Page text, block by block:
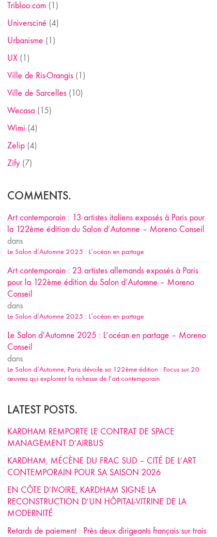
Tribloo.com (1)
Universciné (4)
Urbanisme (1)
UX (1)
Ville de Ris-Orangis (1)
Ville de Sarcelles (10)
Wecasa (15)
Wimi (4)
Zelip (4)
Zify (7)
COMMENTS.
Art contemporain : 13 artistes italiens exposés à Paris pour
la 122ème édition du Salon d’Automne – Moreno Conseil
dans
Le Salon d’Automne 2025 : L’océan en partage
Art contemporain : 23 artistes allemands exposés à Paris
pour la 122ème édition du Salon d’Automne – Moreno
Conseil
dans
Le Salon d’Automne 2025 : L’océan en partage
Le Salon d’Automne 2025 : L’océan en partage – Moreno
Conseil
dans
Le Salon d’Automne, Paris dévoile sa 122ème édition : Focus sur 20
œuvres qui explorent la richesse de l’art contemporain
LATEST POSTS.
KARDHAM REMPORTE LE CONTRAT DE SPACE
MANAGEMENT D’AIRBUS
KARDHAM, MÉCÈNE DU FRAC SUD – CITÉ DE L’ART
CONTEMPORAIN POUR SA SAISON 2026
EN CÔTE D’IVOIRE, KARDHAM SIGNE LA
RECONSTRUCTION D’UN HÔPITAL-VITRINE DE LA
MODERNITÉ
Retards de paiement : Près deux dirigeants français sur trois